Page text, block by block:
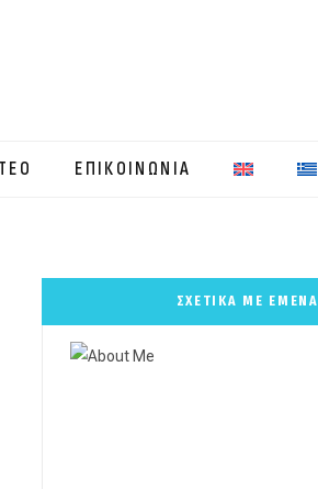
ΕΠΙΚΟΙΝΩΝΙΑ
ΣΧΕΤΙΚΑ ΜΕ ΕΜΕΝΑ